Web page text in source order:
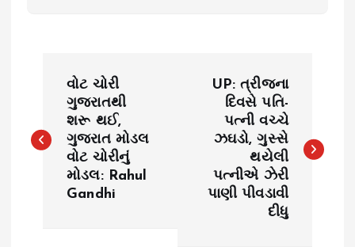
s
વોટ ચોરી
ગુજરાતથી
શરૂ થઈ,
ગુજરાત મોડલ
વોટ ચોરીનું
મોડલ: Rahul
Gandhi
UP: ત્રીજના
દિવસે પતિ-
પત્ની વચ્ચે
ઝઘડો, ગુસ્સે
થયેલી
પત્નીએ ઝેરી
પાણી પીવડાવી
દીધુ